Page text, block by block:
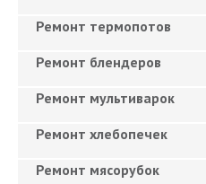
Ремонт термопотов
Ремонт блендеров
Ремонт мультиварок
Ремонт хлебопечек
Ремонт мясорубок